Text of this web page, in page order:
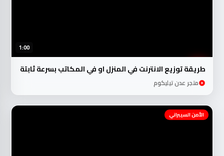
1:00
طريقة توزيع الانترنت في المنزل او في المكاتب بسرعة ثابتة
متجر عدن تيليكوم
الأمن السيبراني